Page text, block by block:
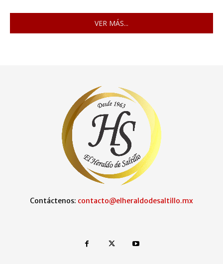
VER MÁS...
Contáctenos: contacto@elheraldodesaltillo.mx